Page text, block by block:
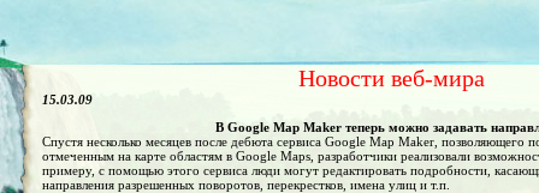
Новости веб-мира
15.03.09
В Google Map Maker теперь можно задавать
Спустя несколько месяцев после дебюта сервиса Google Map Maker, позволяющего
отмеченным на карте областям в Google Maps, разработчики реализовали
примеру, с помощью этого сервиса люди могут редактировать подробности,
направления разрешенных поворотов, перекрестков, имена улиц и т.п.